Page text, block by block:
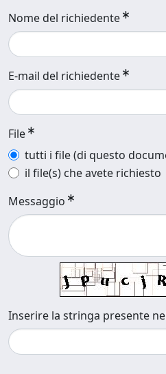
Nome del richiedente
E-mail del richiedente
File
tutti i file (di questo
il file(s) che avete richiesto
Messaggio
Inserire la stringa presente